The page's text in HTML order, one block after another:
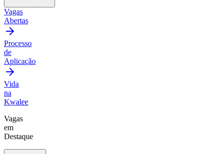
Vagas
Abertas
Processo
de
Aplicação
Vida
na
Kwalee
Vagas
em
Destaque